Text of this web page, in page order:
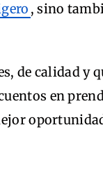
, sino
de calidad y
en